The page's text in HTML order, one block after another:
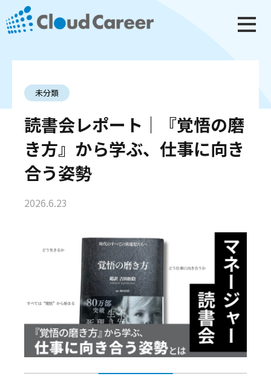
未分類
読書会レポート｜『覚悟の磨
き方』から学ぶ、仕事に向き
合う姿勢
2026.6.23